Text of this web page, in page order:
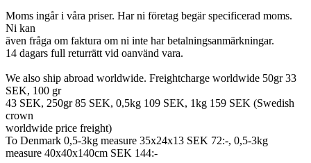
Moms ingår i våra priser. Har ni företag begär specificerad moms.
Ni kan
även fråga om faktura om ni inte har betalningsanmärkningar.
14 dagars full returrätt vid oanvänd vara.
We also ship abroad worldwide. Freightcharge worldwide 50gr 33
SEK, 100 gr
43 SEK, 250gr 85 SEK, 0,5kg 109 SEK, 1kg 159 SEK (Swedish
crown
worldwide price freight)
To Denmark 0,5-3kg measure 35x24x13 SEK 72:-, 0,5-3kg
measure 40x40x140cm SEK 144:-